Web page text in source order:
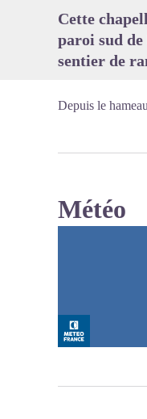
Cette
paroi sud
sentier de
Depuis le
Météo